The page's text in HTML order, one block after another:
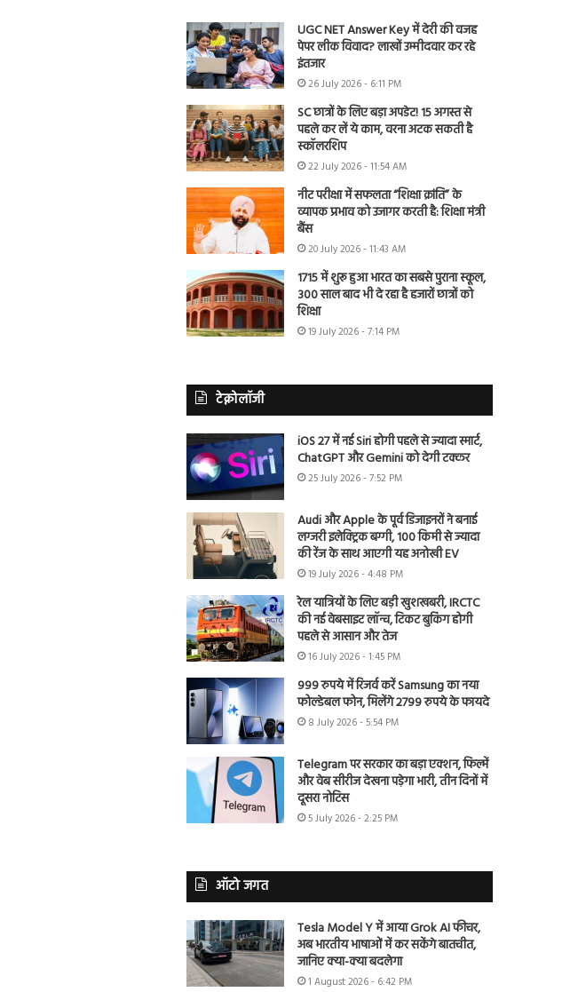
UGC NET Answer Key में देरी की वजह
पेपर लीक विवाद? लाखों उम्मीदवार कर रहे
इंतजार
26 July 2026 - 6:11 PM
SC छात्रों के लिए बड़ा अपडेट! 15 अगस्त से
पहले कर लें ये काम, वरना अटक सकती है
स्कॉलरशिप
22 July 2026 - 11:54 AM
नीट परीक्षा में सफलता “शिक्षा क्रांति” के
व्यापक प्रभाव को उजागर करती है: शिक्षा मंत्री
बैंस
20 July 2026 - 11:43 AM
1715 में शुरू हुआ भारत का सबसे पुराना स्कूल,
300 साल बाद भी दे रहा है हजारों छात्रों को
शिक्षा
19 July 2026 - 7:14 PM
टेक्नोलॉजी
iOS 27 में नई Siri होगी पहले से ज्यादा स्मार्ट,
ChatGPT और Gemini को देगी टक्कर
25 July 2026 - 7:52 PM
Audi और Apple के पूर्व डिजाइनरों ने बनाई
लग्जरी इलेक्ट्रिक बग्गी, 100 किमी से ज्यादा
की रेंज के साथ आएगी यह अनोखी EV
19 July 2026 - 4:48 PM
रेल यात्रियों के लिए बड़ी खुशखबरी, IRCTC
की नई वेबसाइट लॉन्च, टिकट बुकिंग होगी
पहले से आसान और तेज
16 July 2026 - 1:45 PM
999 रुपये में रिजर्व करें Samsung का नया
फोल्डेबल फोन, मिलेंगे 2799 रुपये के फायदे
8 July 2026 - 5:54 PM
Telegram पर सरकार का बड़ा एक्शन, फिल्में
और वेब सीरीज देखना पड़ेगा भारी, तीन दिनों में
दूसरा नोटिस
5 July 2026 - 2:25 PM
ऑटो जगत
Tesla Model Y में आया Grok AI फीचर,
अब भारतीय भाषाओं में कर सकेंगे बातचीत,
जानिए क्या-क्या बदलेगा
1 August 2026 - 6:42 PM